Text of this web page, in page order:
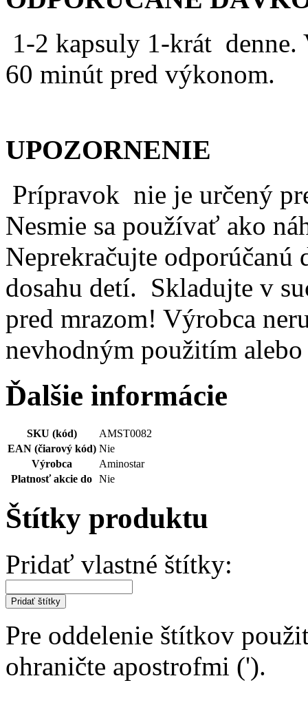
1-2 kapsuly 1-krát
60 minút pred výkonom.
UPOZORNENIE
Prípravok nie je určený
Nesmie sa používať ako
Neprekračujte
dosahu detí. Skladujte v
pred mrazom! Výrobca
nevhodným použitím
Ďalšie informácie
SKU (kód)
AMST0082
EAN (čiarový kód) Nie
Výrobca
Aminostar
Platnosť akcie do Nie
Štítky produktu
Pridať vlastné štítky:
Pridať štítky
Pre oddelenie štítkov
ohraničte apostrofmi (').